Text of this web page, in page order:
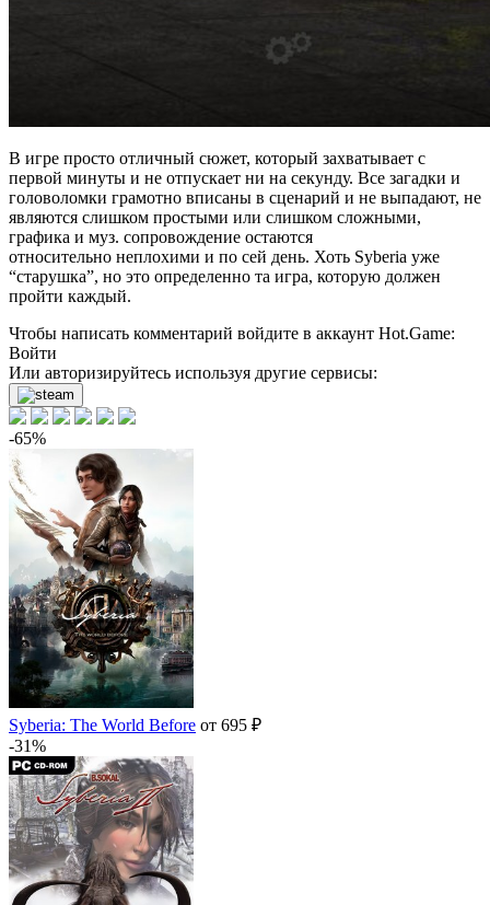
В игре просто отличный сюжет, который захватывает с
первой минуты и не отпускает ни на секунду. Все загадки и
головоломки грамотно вписаны в сценарий и не выпадают, не
являются слишком простыми или слишком сложными,
графика и муз. сопровождение остаются
относительно неплохими и по сей день. Хоть Syberia уже
“старушка”, но это определенно та игра, которую должен
пройти каждый.
Чтобы написать комментарий войдите в аккаунт Hot.Game:
Войти
Или авторизируйтесь используя другие сервисы:
-65%
Syberia: The World Before от 695 ₽
-31%